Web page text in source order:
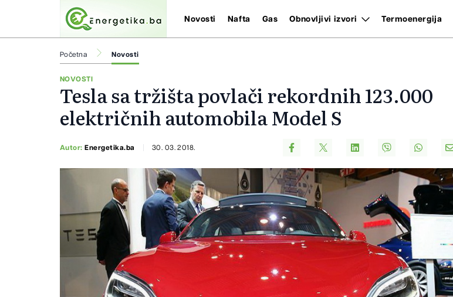
Novosti Nafta Gas Obnovljivi izvori Termoenergija
Početna Novosti
NOVOSTI
Tesla sa tržišta povlači rekordnih 123.000
električnih automobila Model S
Autor:Energetika.ba 30. 03. 2018.